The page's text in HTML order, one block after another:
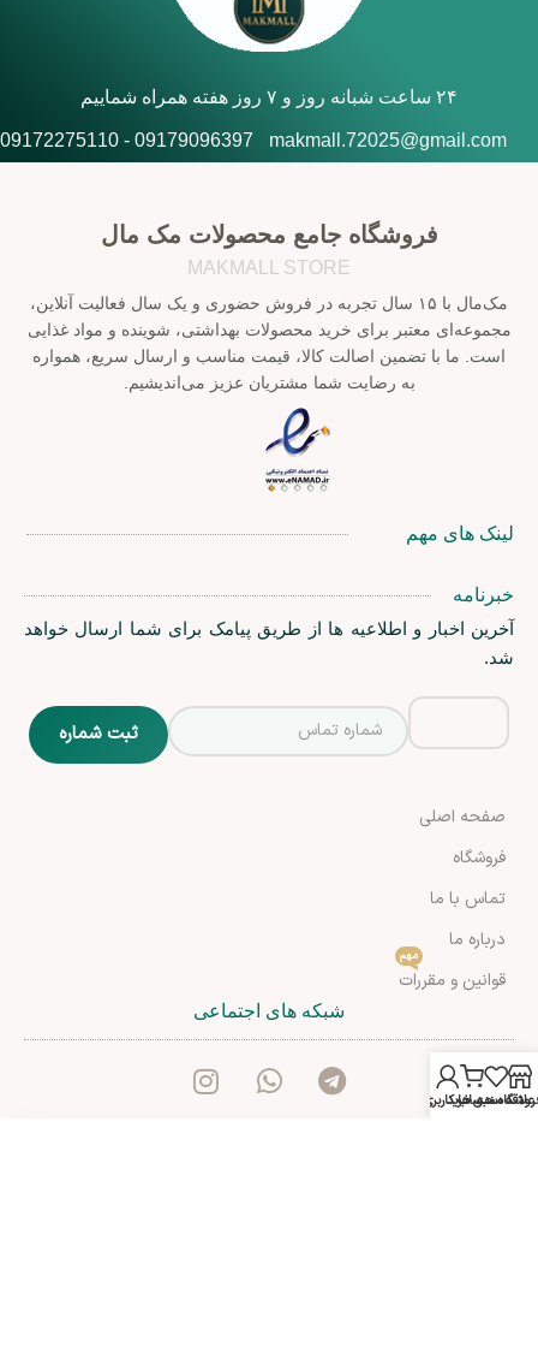
۲۴ ساعت شبانه روز و ۷ روز هفته همراه شماییم
makmall.72025@gmail.com
09179096397 - 09172275110
فروشگاه جامع محصولات مک مال
MAKMALL STORE
مک‌مال با ۱۵ سال تجربه در فروش حضوری و یک سال فعالیت آنلاین،
مجموعه‌ای معتبر برای خرید محصولات بهداشتی، شوینده و مواد غذایی
است. ما با تضمین اصالت کالا، قیمت مناسب و ارسال سریع، همواره
به رضایت شما مشتریان عزیز می‌اندیشیم.
لینک های مهم
خبرنامه
آخرین اخبار و اطلاعیه ها از طریق پیامک برای شما ارسال خواهد
شد.
صفحه اصلی
فروشگاه
تماس با ما
درباره ما
قوانین و مقررات
مهم
شبکه های اجتماعی
علاقه مندی ها
سبد خرید
حساب کاربری من